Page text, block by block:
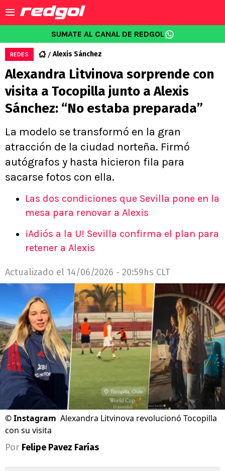
SUMATE AL CANAL DE REDGOL
REDES Alexis Sánchez
Alexandra Litvinova sorprende con
visita a Tocopilla junto a Alexis
Sánchez: “No estaba preparada”
La modelo se transformó en la gran
atracción de la ciudad norteña. Firmó
autógrafos y hasta hicieron fila para
sacarse fotos con ella.
Las dos condiciones que Sevilla pone en la
mesa para renovar a Alexis
¡Adiós a la U! Sevilla confirma el plan para
retener a Alexis
Actualizado el 14/06/2026 - 20:59hs CLT
©Instagram Alexandra Litvinova revolucionó Tocopilla
con su visita
Por Felipe Pavez Farías